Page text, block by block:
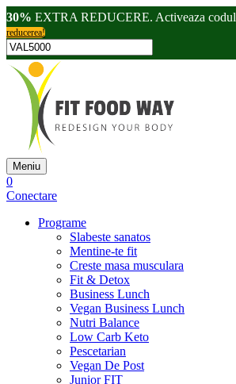
30% EXTRA REDUCERE. Activeaza codul
reducerea!
Meniu
0
Conectare
Programe
Slabeste sanatos
Mentine-te fit
Creste masa musculara
Fit & Detox
Business Lunch
Vegan Business Lunch
Nutri Balance
Low Carb Keto
Pescetarian
Vegan De Post
Junior FIT